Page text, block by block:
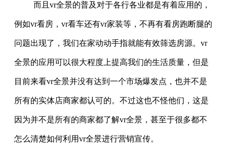
而且vr全景的普及对于各行各业都是有着应用的，
例如vr看房，vr看车还有vr家装等，不再有看房跑断腿的
问题出现了，我们在家动动手指就能有效筛选房源。vr
全景的应用可以很大程度上提高我们的生活质量，但是
目前来看vr全景并没有达到一个市场爆发点，也并不是
所有的实体店商家都认可的。不过这也不怪他们，这是
因为并不是所有的商家都了解vr全景，甚至于很多都不
怎么清楚如何利用vr全景进行营销宣传。